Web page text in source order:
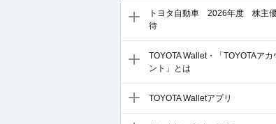
トヨタ自動車 2026年度 株主
待
TOYOTA Wallet・「TOYOTAアカ
ント」とは
TOYOTA Walletアプリ